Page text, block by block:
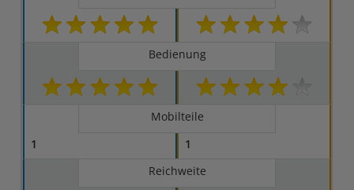
Bedienung
Mobilteile
1
1
Reichweite